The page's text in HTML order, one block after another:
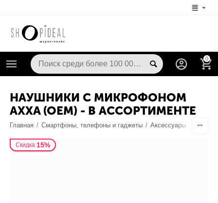
0
НАУШНИКИ С МИКРОФОНОМ
AXXA (OEM) - В АССОРТИМЕНТЕ
Главная / Смартфоны, телефоны и гаджеты / Аксессуары
Скидка 15%